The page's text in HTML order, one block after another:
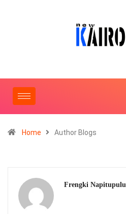
Home Author Blogs
Frengki Napitupulu